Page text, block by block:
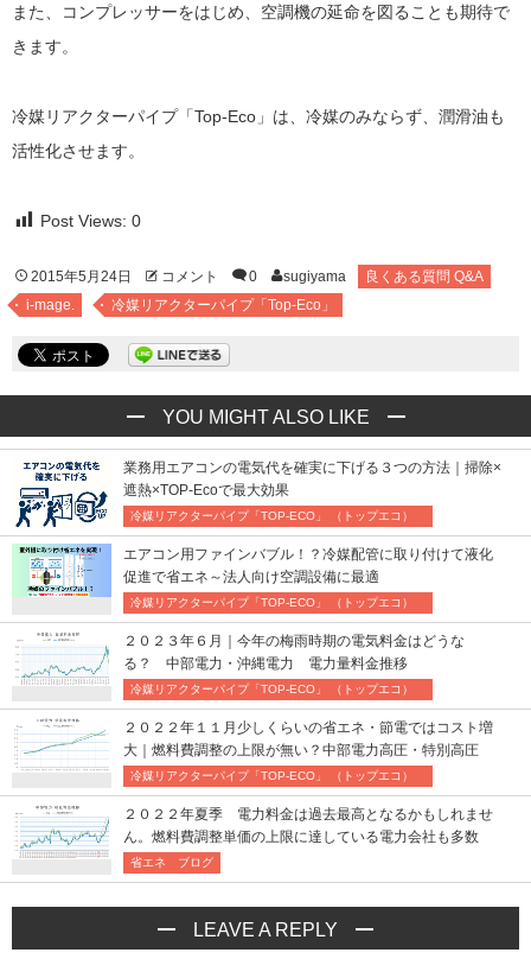
また、コンプレッサーをはじめ、空調機の延命を図ることも期待で
きます。
冷媒リアクターパイプ「Top-Eco」は、冷媒のみならず、潤滑油も
活性化させます。
Post Views: 0
2015年5月24日 コメント 0 sugiyama
良くある質問 Q&A
i-mage.
冷媒リアクターパイプ「Top-Eco」
YOU MIGHT ALSO LIKE
業務用エアコンの電気代を確実に下げる３つの方法｜掃除×
遮熱×TOP-Ecoで最大効果
冷媒リアクターパイプ「TOP-ECO」 （トップエコ）
エアコン用ファインバブル！？冷媒配管に取り付けて液化
促進で省エネ～法人向け空調設備に最適
冷媒リアクターパイプ「TOP-ECO」 （トップエコ）
２０２３年６月｜今年の梅雨時期の電気料金はどうな
る？ 中部電力・沖縄電力 電力量料金推移
冷媒リアクターパイプ「TOP-ECO」 （トップエコ）
２０２２年１１月少しくらいの省エネ・節電ではコスト増
大｜燃料費調整の上限が無い？中部電力高圧・特別高圧
冷媒リアクターパイプ「TOP-ECO」 （トップエコ）
２０２２年夏季 電力料金は過去最高となるかもしれませ
ん。燃料費調整単価の上限に達している電力会社も多数
省エネ ブログ
LEAVE A REPLY